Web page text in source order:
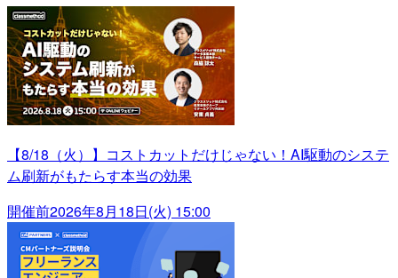
【8/18（火）】コストカットだけじゃない！AI駆動のシステ
ム刷新がもたらす本当の効果
開催前2026年8月18日(火) 15:00